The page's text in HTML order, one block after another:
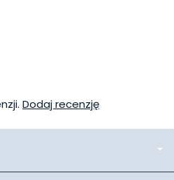
Dodaj recenzję